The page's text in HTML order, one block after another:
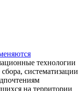
технологии
систематизации
на территории